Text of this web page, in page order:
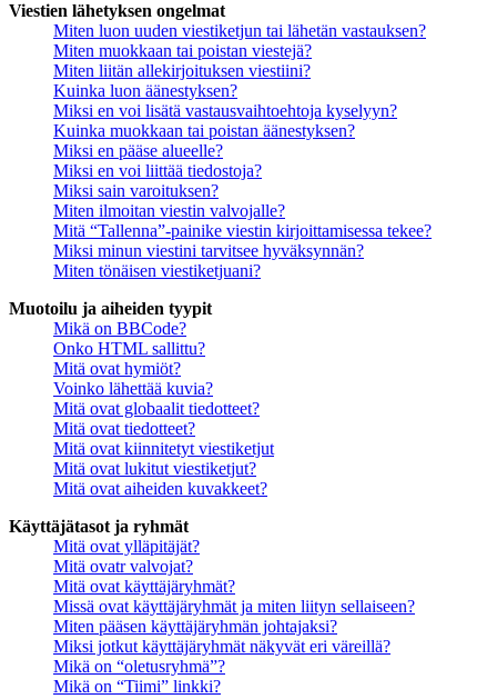
Viestien lähetyksen ongelmat
Miten luon uuden viestiketjun tai lähetän vastauksen?
Miten muokkaan tai poistan viestejä?
Miten liitän allekirjoituksen viestiini?
Kuinka luon äänestyksen?
Miksi en voi lisätä vastausvaihtoehtoja kyselyyn?
Kuinka muokkaan tai poistan äänestyksen?
Miksi en pääse alueelle?
Miksi en voi liittää tiedostoja?
Miksi sain varoituksen?
Miten ilmoitan viestin valvojalle?
Mitä “Tallenna”-painike viestin kirjoittamisessa tekee?
Miksi minun viestini tarvitsee hyväksynnän?
Miten tönäisen viestiketjuani?
Muotoilu ja aiheiden tyypit
Mikä on BBCode?
Onko HTML sallittu?
Mitä ovat hymiöt?
Voinko lähettää kuvia?
Mitä ovat globaalit tiedotteet?
Mitä ovat tiedotteet?
Mitä ovat kiinnitetyt viestiketjut
Mitä ovat lukitut viestiketjut?
Mitä ovat aiheiden kuvakkeet?
Käyttäjätasot ja ryhmät
Mitä ovat ylläpitäjät?
Mitä ovatr valvojat?
Mitä ovat käyttäjäryhmät?
Missä ovat käyttäjäryhmät ja miten liityn sellaiseen?
Miten pääsen käyttäjäryhmän johtajaksi?
Miksi jotkut käyttäjäryhmät näkyvät eri väreillä?
Mikä on “oletusryhmä”?
Mikä on “Tiimi” linkki?